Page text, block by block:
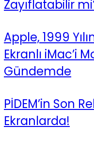
Zayıflatabilir
Apple, 1999
Ekranlı iMac’i
Gündemde
PİDEM’in Son
Ekranlarda!